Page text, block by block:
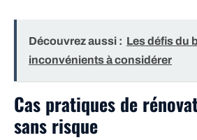
Découvrez aussi : Les défis du
inconvénients à considérer
Cas pratiques de
sans risque